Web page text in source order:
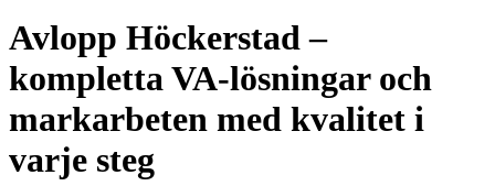
Avlopp Höckerstad –
kompletta VA‑lösningar och
markarbeten med kvalitet i
varje steg